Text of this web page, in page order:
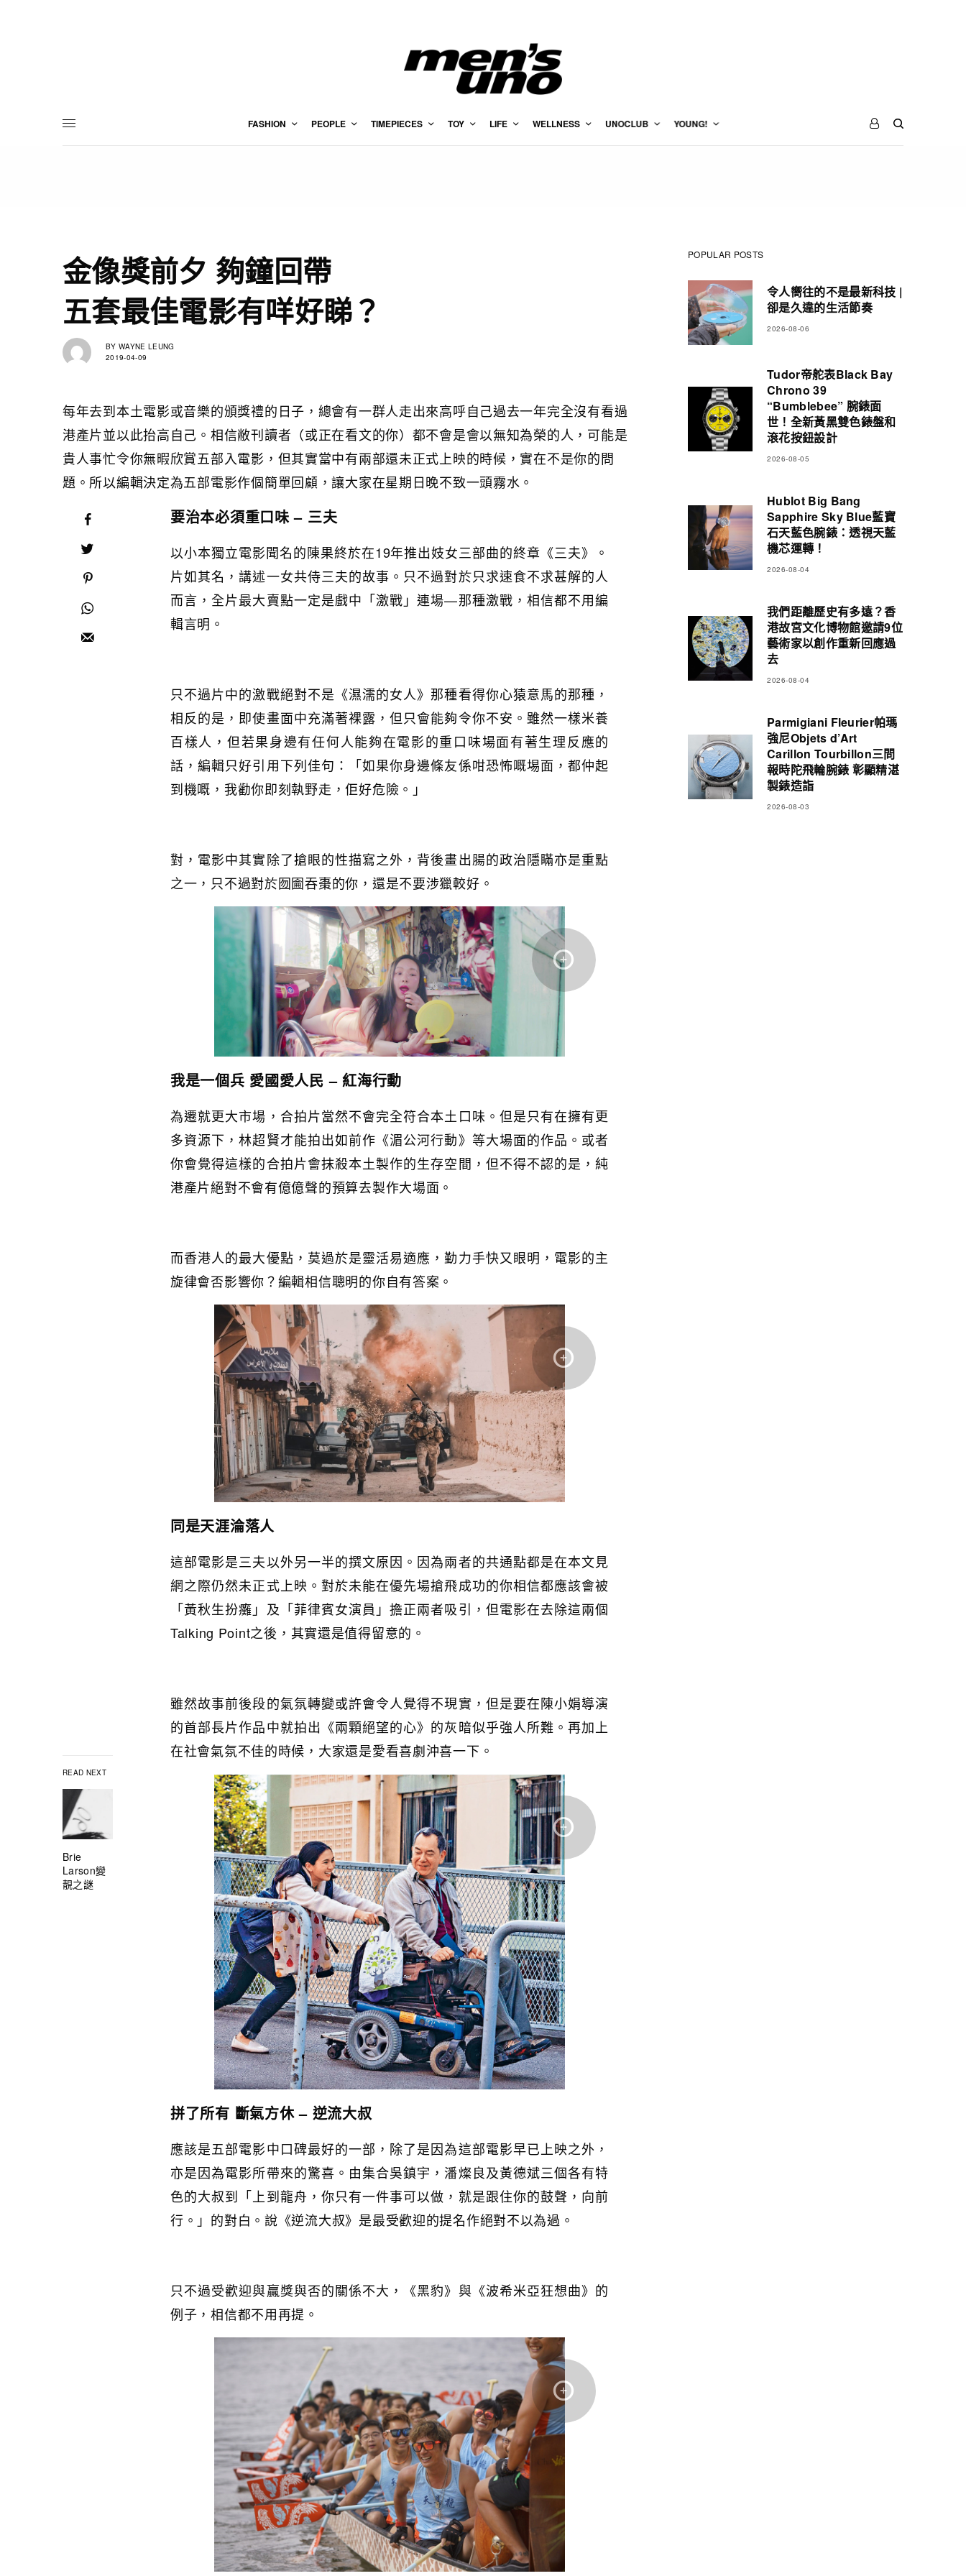
FASHION PEOPLE TIMEPIECES TOY LIFE WELLNESS UNOCLUB YOUNG!
金像獎前夕 夠鐘回帶
五套最佳電影有咩好睇？
BY WAYNE LEUNG
2019-04-09
每年去到本土電影或音樂的頒獎禮的日子，總會有一群人走出來高呼自己過去一年完全沒有看過
港產片並以此抬高自己。相信敝刊讀者（或正在看文的你）都不會是會以無知為榮的人，可能是
貴人事忙令你無暇欣賞五部入電影，但其實當中有兩部還未正式上映的時候，實在不是你的問
題。所以編輯決定為五部電影作個簡單回顧，讓大家在星期日晚不致一頭霧水。
READ NEXT
Brie
Larson變
靚之謎
要治本必須重口味 – 三夫
以小本獨立電影聞名的陳果終於在19年推出妓女三部曲的終章《三夫》。
片如其名，講述一女共侍三夫的故事。只不過對於只求速食不求甚解的人
而言，全片最大賣點一定是戲中「激戰」連場—那種激戰，相信都不用編
輯言明。
只不過片中的激戰絕對不是《濕濡的女人》那種看得你心猿意馬的那種，
相反的是，即使畫面中充滿著裸露，但只會能夠令你不安。雖然一樣米養
百樣人，但若果身邊有任何人能夠在電影的重口味場面有著生理反應的
話，編輯只好引用下列佳句：「如果你身邊條友係咁恐怖嘅埸面，都仲起
到機嘅，我勸你即刻執野走，佢好危險。」
對，電影中其實除了搶眼的性描寫之外，背後畫出腸的政治隱瞞亦是重點
之一，只不過對於囫圇吞棗的你，還是不要涉獵較好。
我是一個兵 愛國愛人民 – 紅海行動
為遷就更大市場，合拍片當然不會完全符合本土口味。但是只有在擁有更
多資源下，林超賢才能拍出如前作《湄公河行動》等大場面的作品。或者
你會覺得這樣的合拍片會抹殺本土製作的生存空間，但不得不認的是，純
港產片絕對不會有億億聲的預算去製作大場面。
而香港人的最大優點，莫過於是靈活易適應，勤力手快又眼明，電影的主
旋律會否影響你？編輯相信聰明的你自有答案。
同是天涯淪落人
這部電影是三夫以外另一半的撰文原因。因為兩者的共通點都是在本文見
網之際仍然未正式上映。對於未能在優先場搶飛成功的你相信都應該會被
「黃秋生扮癱」及「菲律賓女演員」擔正兩者吸引，但電影在去除這兩個
Talking Point之後，其實還是值得留意的。
雖然故事前後段的氣氛轉變或許會令人覺得不現實，但是要在陳小娟導演
的首部長片作品中就拍出《兩顆絕望的心》的灰暗似乎強人所難。再加上
在社會氣氛不佳的時候，大家還是愛看喜劇沖喜一下。
拼了所有 斷氣方休 – 逆流大叔
應該是五部電影中口碑最好的一部，除了是因為這部電影早已上映之外，
亦是因為電影所帶來的驚喜。由集合吳鎮宇，潘燦良及黃德斌三個各有特
色的大叔到「上到龍舟，你只有一件事可以做，就是跟住你的鼓聲，向前
行。」的對白。說《逆流大叔》是最受歡迎的提名作絕對不以為過。
只不過受歡迎與贏獎與否的關係不大，《黑豹》與《波希米亞狂想曲》的
例子，相信都不用再提。
POPULAR POSTS
令人嚮往的不是最新科技 |
卻是久違的生活節奏
2026-08-06
Tudor帝舵表Black Bay
Chrono 39
“Bumblebee” 腕錶面
世！全新黃黑雙色錶盤和
滾花按鈕設計
2026-08-05
Hublot Big Bang
Sapphire Sky Blue藍寶
石天藍色腕錶：透視天藍
機芯運轉！
2026-08-04
我們距離歷史有多遠？香
港故宮文化博物館邀請9位
藝術家以創作重新回應過
去
2026-08-04
Parmigiani Fleurier帕瑪
強尼Objets d’Art
Carillon Tourbillon三問
報時陀飛輪腕錶 彰顯精湛
製錶造詣
2026-08-03